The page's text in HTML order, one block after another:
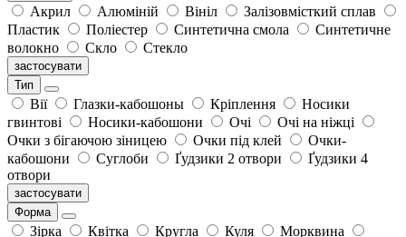
Акрил Алюміній Вініл
Залізовмісткий сплав
Пластик
Поліестер Синтетична смола
Синтетичне
волокно
Скло Стекло
застосувати
Тип
Вії Глазки-кабошоны Кріплення
Носики
гвинтові
Носики-кабошони Очі
Очі на ніжці
Очки з бігаючою зіницею
Очки під клей
Очки-
кабошони
Суглоби Ґудзики 2 отвори
Ґудзики 4
отвори
застосувати
Форма
Зірка Квітка Кругла Куля Морквина